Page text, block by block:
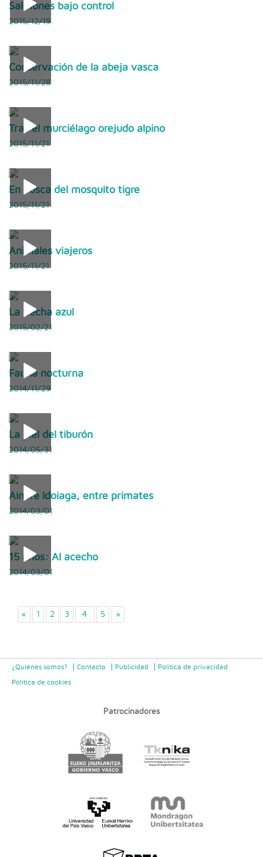
Salmones bajo control
2015/12/19
Conservación de la abeja vasca
2015/11/28
Tras el murciélago orejudo alpino
2015/11/21
En busca del mosquito tigre
2015/11/21
Animales viajeros
2015/11/21
La flecha azul
2015/02/21
Fauna nocturna
2014/11/29
La piel del tiburón
2014/05/31
Ainare Idoiaga, entre primates
2014/03/01
15 años: Al acecho
2014/03/01
« 1 2 3 4 5 »
¿Quiénes somos? Contacto Publicidad Politica de privacidad
Política de cookies
Patrocinadores